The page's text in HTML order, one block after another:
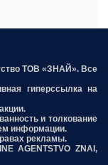
ТОВ «ЗНАЙ». Все
гиперссылка на
и толкование
информации.
рекламы.
AGENTSTVO ZNAI,